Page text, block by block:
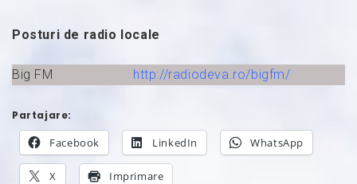
Posturi de radio locale
Big FM http://radiodeva.ro/bigfm/
Partajare:
Facebook LinkedIn WhatsApp
X Imprimare